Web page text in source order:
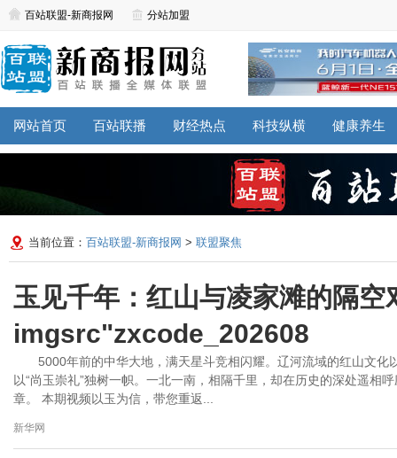
百站联盟-新商报网 分站加盟
网站首页 百站联播 财经热点 科技纵横 健康养生
当前位置： 百站联盟-新商报网 > 联盟聚焦
玉见千年：红山与凌家滩的隔空
imgsrc"zxcode_202608
5000年前的中华大地，满天星斗竞相闪耀。辽河流域的红山文化
以“尚玉崇礼”独树一帜。一北一南，相隔千里，却在历史的深处遥相
章。 本期视频以玉为信，带您重返...
新华网